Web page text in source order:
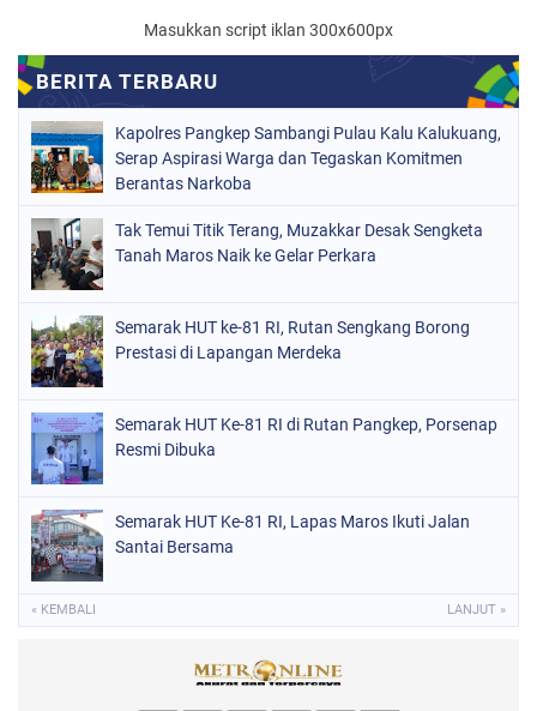
Masukkan script iklan 300x600px
Kapolres Pangkep Sambangi Pulau Kalu Kalukuang,
Serap Aspirasi Warga dan Tegaskan Komitmen
Berantas Narkoba
Tak Temui Titik Terang, Muzakkar Desak Sengketa
Tanah Maros Naik ke Gelar Perkara
Semarak HUT ke-81 RI, Rutan Sengkang Borong
Prestasi di Lapangan Merdeka
Semarak HUT Ke-81 RI di Rutan Pangkep, Porsenap
Resmi Dibuka
Semarak HUT Ke-81 RI, Lapas Maros Ikuti Jalan
Santai Bersama
« KEMBALI LANJUT »